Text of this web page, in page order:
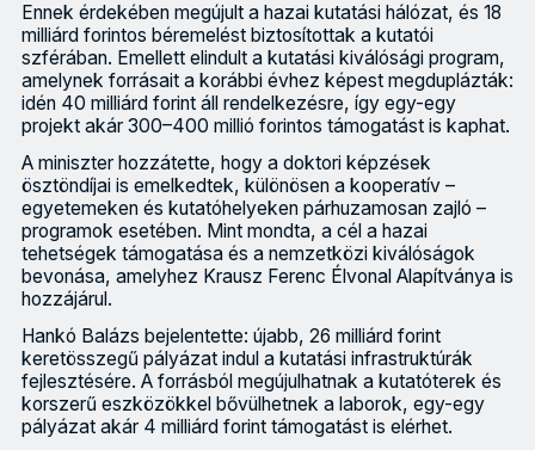
Ennek érdekében megújult a hazai kutatási hálózat, és 18
milliárd forintos béremelést biztosítottak a kutatói
szférában. Emellett elindult a kutatási kiválósági program,
amelynek forrásait a korábbi évhez képest megduplázták:
idén 40 milliárd forint áll rendelkezésre, így egy-egy
projekt akár 300–400 millió forintos támogatást is kaphat.
A miniszter hozzátette, hogy a doktori képzések
ösztöndíjai is emelkedtek, különösen a kooperatív –
egyetemeken és kutatóhelyeken párhuzamosan zajló –
programok esetében. Mint mondta, a cél a hazai
tehetségek támogatása és a nemzetközi kiválóságok
bevonása, amelyhez Krausz Ferenc Élvonal Alapítványa is
hozzájárul.
Hankó Balázs bejelentette: újabb, 26 milliárd forint
keretösszegű pályázat indul a kutatási infrastruktúrák
fejlesztésére. A forrásból megújulhatnak a kutatóterek és
korszerű eszközökkel bővülhetnek a laborok, egy-egy
pályázat akár 4 milliárd forint támogatást is elérhet.